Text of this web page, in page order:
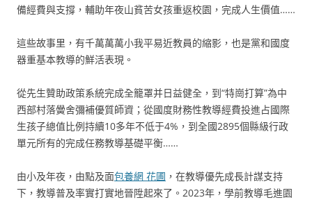
備經費與支撐，輔助年夜山貧苦女孩重返校園，完成人生價值……
這些故事里，有千萬萬萬小我平易近教員的縮影，也是黨和國度
器重基本教導的鮮活表現。
從先生贊助政策系統完成全籠罩并日益健全，到“特崗打算”為中
西部村落黌舍彌補優質師資；從國度財務性教導經費投進占國際
生孩子總值比例持續10多年不低于4%，到全國2895個縣級行政
單元所有的完成任務教導基礎平衡……
由小及年夜，由點及面包養網 花圃 ，在教導優先成長計謀支持
下，教導普及率實打實地晉陞起來了。2023年，學前教導毛進園